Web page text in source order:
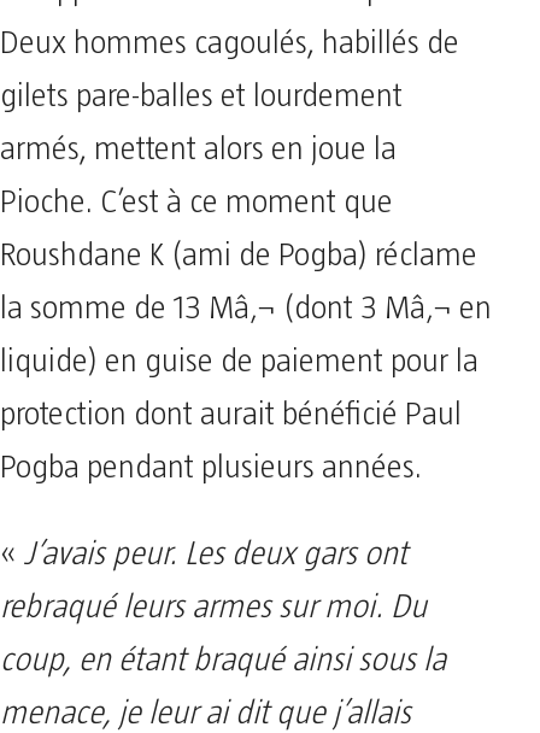
Deux hommes cagoulés, habillés de
gilets pare-balles et lourdement
armés, mettent alors en joue la
Pioche. C’est à ce moment que
Roushdane K (ami de Pogba) réclame
la somme de 13 Mâ‚¬ (dont 3 Mâ‚¬ en
liquide) en guise de paiement pour la
protection dont aurait bénéficié Paul
Pogba pendant plusieurs années.
« J’avais peur. Les deux gars ont
rebraqué leurs armes sur moi. Du
coup, en étant braqué ainsi sous la
menace, je leur ai dit que j’allais